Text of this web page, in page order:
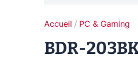
Accueil PC & Gaming
BDR-